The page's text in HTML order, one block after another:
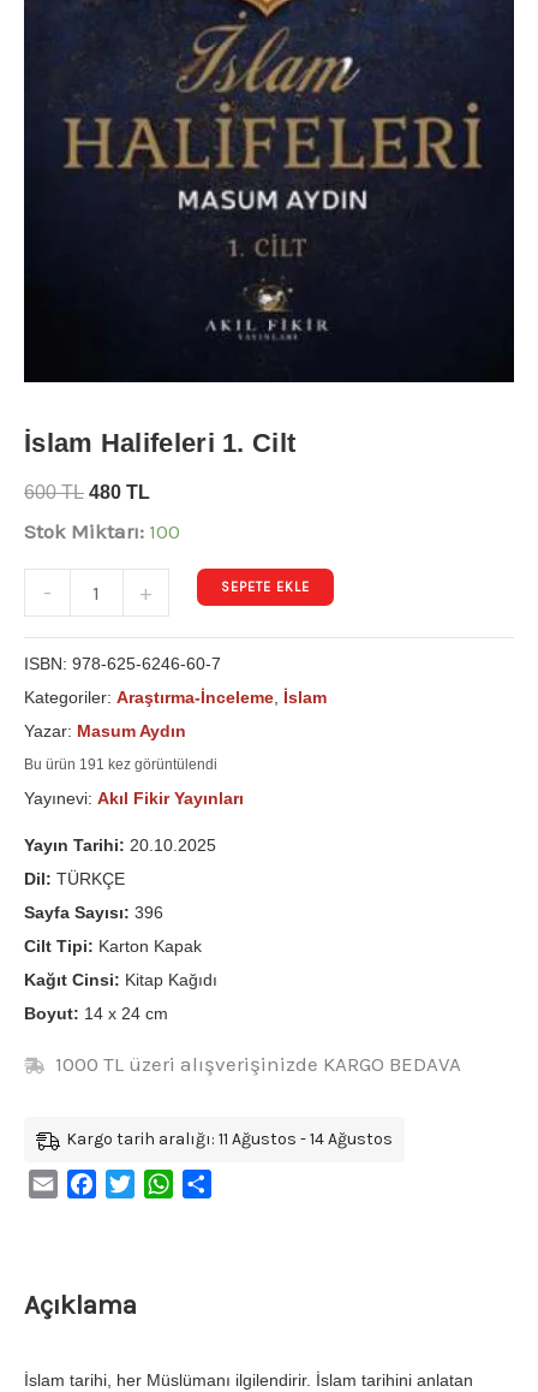
İslam Halifeleri 1. Cilt
600TL 480 TL
Stok Miktarı: 100
- + SEPETE EKLE
ISBN: 978-625-6246-60-7
Kategoriler: Araştırma-İnceleme İslam
Yazar: Masum Aydın
Bu ürün 191 kez görüntülendi
Yayınevi: Akıl Fikir Yayınları
Yayın Tarihi: 20.10.2025
Dil: TÜRKÇE
Sayfa Sayısı: 396
Cilt Tipi: Karton Kapak
Kağıt Cinsi: Kitap Kağıdı
Boyut: 14 x 24 cm
1000 TL üzeri alışverişinizde KARGO BEDAVA
Kargo tarih aralığı: 11 Ağustos - 14 Ağustos
Email FacebookTwitterWhatsApp
Açıklama
İslam tarihi, her Müslümanı ilgilendirir. İslam tarihini anlatan